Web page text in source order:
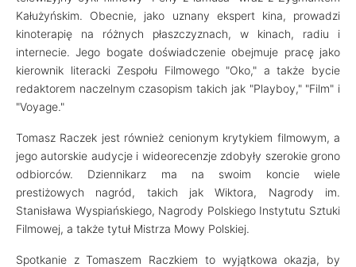
Kałużyńskim. Obecnie, jako uznany ekspert kina, prowadzi
kinoterapię na różnych płaszczyznach, w kinach, radiu i
internecie. Jego bogate doświadczenie obejmuje pracę jako
kierownik literacki Zespołu Filmowego "Oko," a także bycie
redaktorem naczelnym czasopism takich jak "Playboy," "Film" i
"Voyage."
Tomasz Raczek jest również cenionym krytykiem filmowym, a
jego autorskie audycje i wideorecenzje zdobyły szerokie grono
odbiorców. Dziennikarz ma na swoim koncie wiele
prestiżowych nagród, takich jak Wiktora, Nagrody im.
Stanisława Wyspiańskiego, Nagrody Polskiego Instytutu Sztuki
Filmowej, a także tytuł Mistrza Mowy Polskiej.
Spotkanie z Tomaszem Raczkiem to wyjątkowa okazja, by